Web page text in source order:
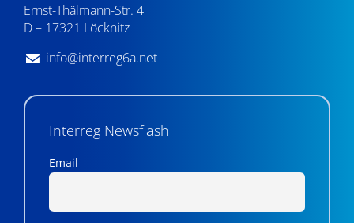
Ernst-Thälmann-Str. 4
D – 17321 Löcknitz
info@interreg6a.net
Interreg Newsflash
Email